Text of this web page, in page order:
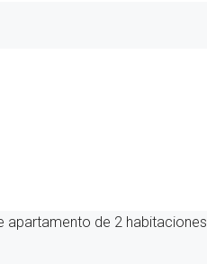
apartamento de 2 habitaciones